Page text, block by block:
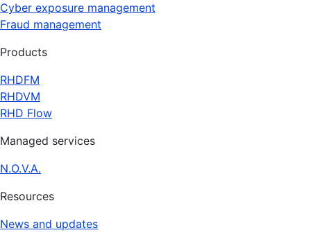
Cyber exposure management
Fraud management
Products
RHDFM
RHDVM
RHD Flow
Managed services
N.O.V.A.
Resources
News and updates